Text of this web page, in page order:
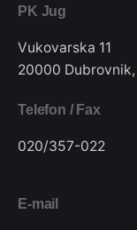
PK Jug
Vukovarska 11
20000
Telefon / Fax
020/357-022
E-mail